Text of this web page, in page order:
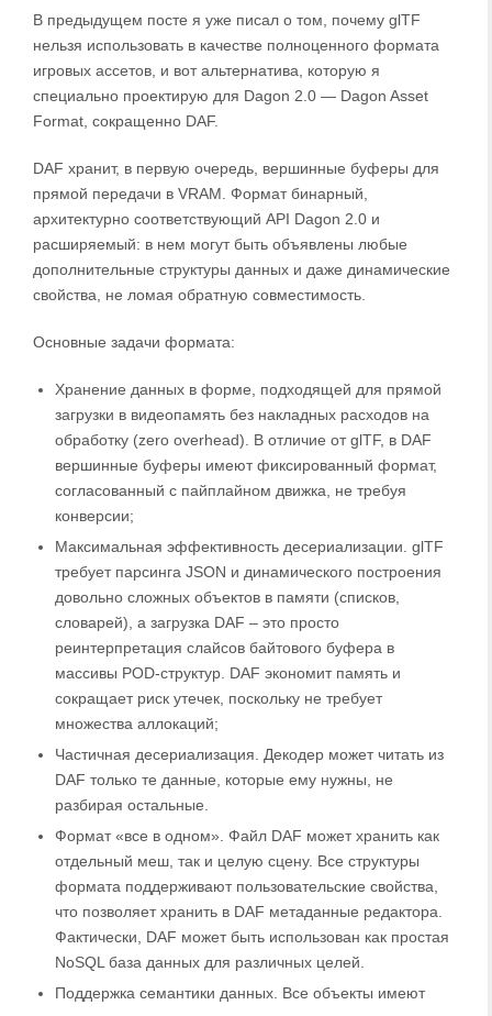
В предыдущем посте я уже писал о том, почему glTF
нельзя использовать в качестве полноценного формата
игровых ассетов, и вот альтернатива, которую я
специально проектирую для Dagon 2.0 — Dagon Asset
Format, сокращенно DAF.
DAF хранит, в первую очередь, вершинные буферы для
прямой передачи в VRAM. Формат бинарный,
архитектурно соответствующий API Dagon 2.0 и
расширяемый: в нем могут быть объявлены любые
дополнительные структуры данных и даже динамические
свойства, не ломая обратную совместимость.
Основные задачи формата:
Хранение данных в форме, подходящей для прямой
загрузки в видеопамять без накладных расходов на
обработку (zero overhead). В отличие от glTF, в DAF
вершинные буферы имеют фиксированный формат,
согласованный с пайплайном движка, не требуя
конверсии;
Максимальная эффективность десериализации. glTF
требует парсинга JSON и динамического построения
довольно сложных объектов в памяти (списков,
словарей), а загрузка DAF – это просто
реинтерпретация слайсов байтового буфера в
массивы POD-структур. DAF экономит память и
сокращает риск утечек, поскольку не требует
множества аллокаций;
Частичная десериализация. Декодер может читать из
DAF только те данные, которые ему нужны, не
разбирая остальные.
Формат «все в одном». Файл DAF может хранить как
отдельный меш, так и целую сцену. Все структуры
формата поддерживают пользовательские свойства,
что позволяет хранить в DAF метаданные редактора.
Фактически, DAF может быть использован как простая
NoSQL база данных для различных целей.
Поддержка семантики данных. Все объекты имеют